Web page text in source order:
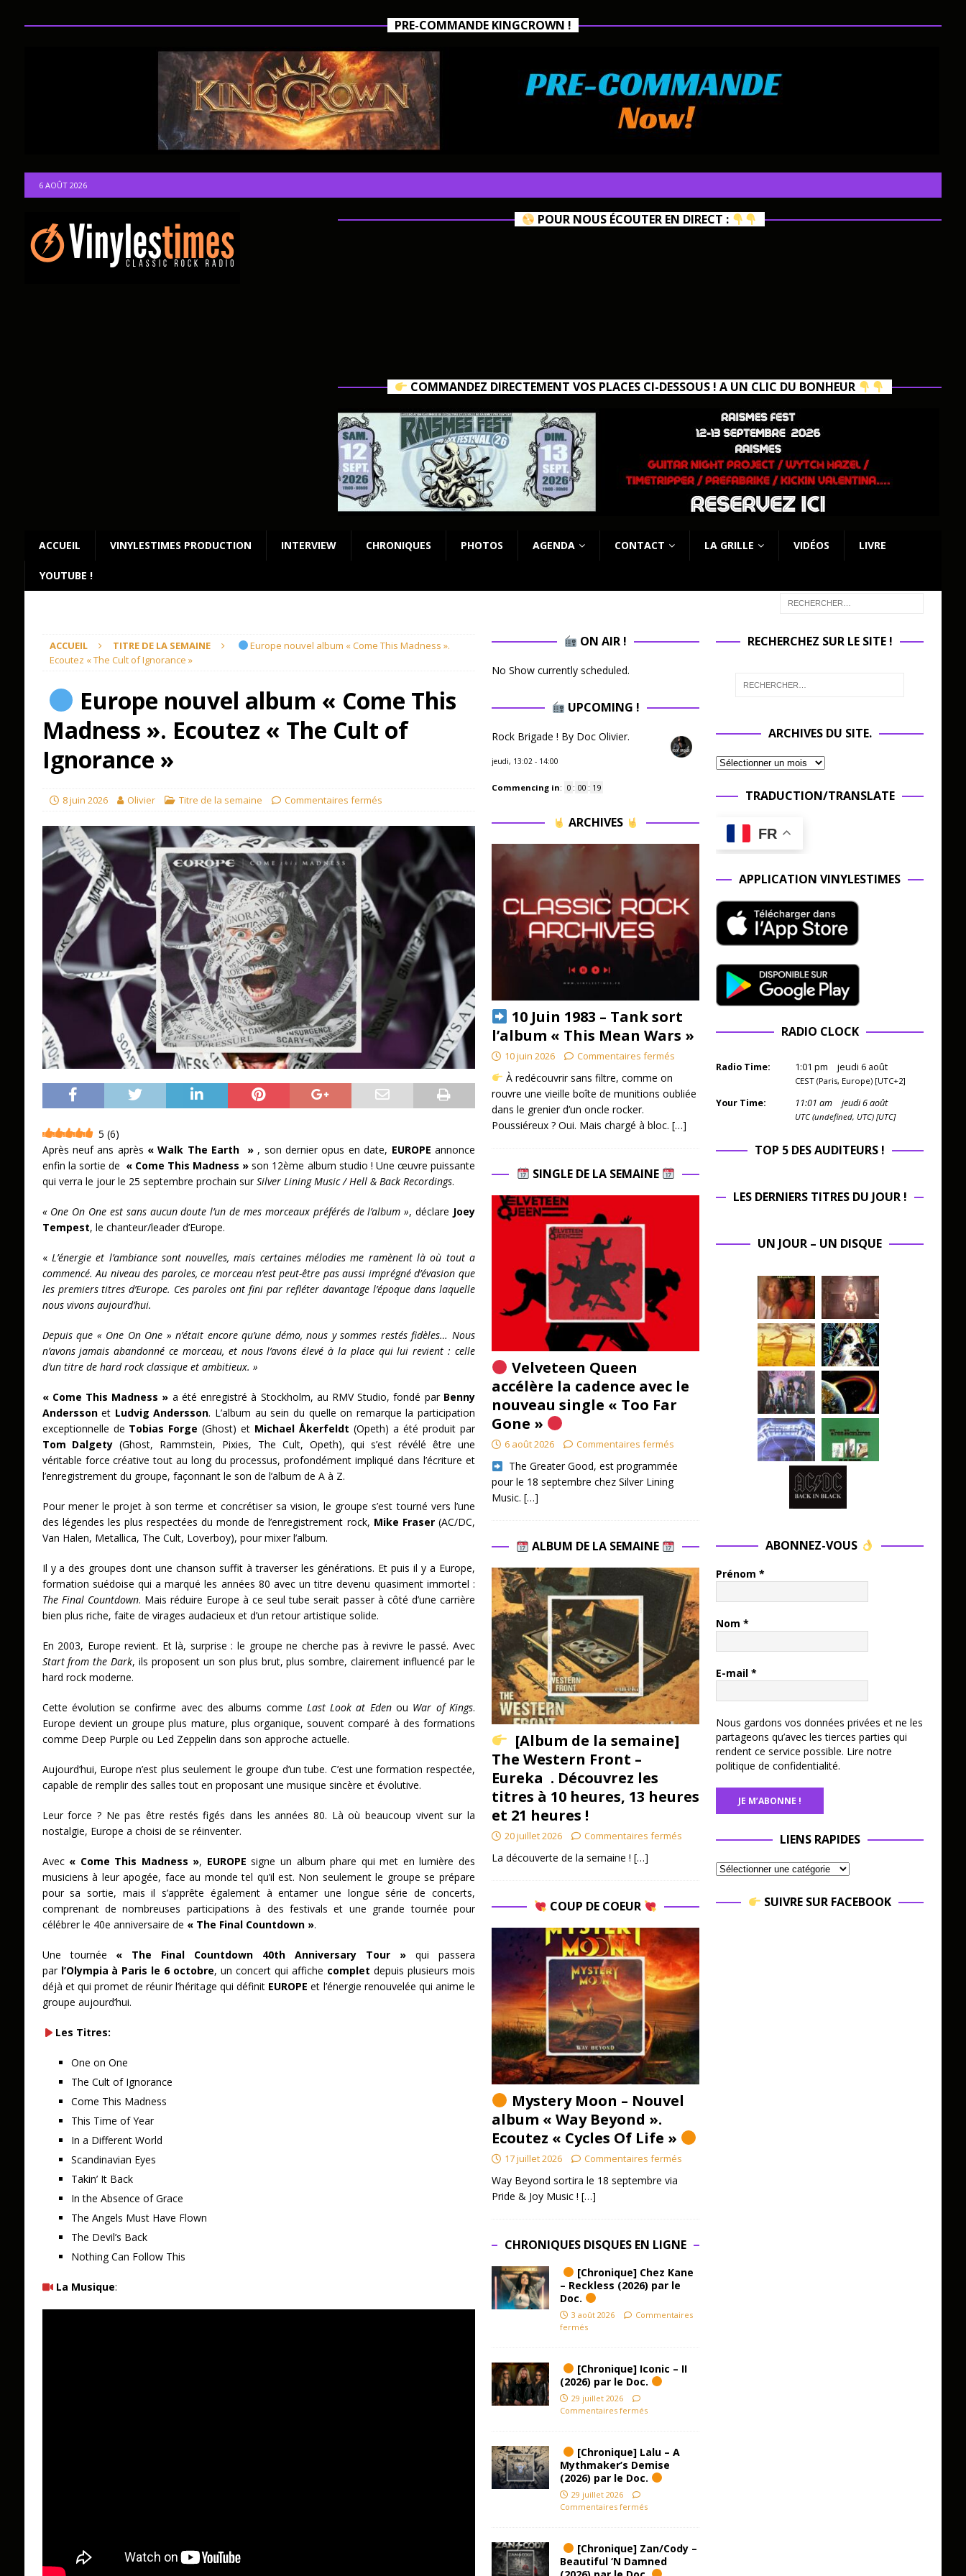
PRE-COMMANDE KINGCROWN !
6 AOÛT 2026
POUR NOUS ÉCOUTER EN DIRECT :
COMMANDEZ DIRECTEMENT VOS PLACES CI-DESSOUS ! A UN CLIC DU BONHEUR
ACCUEIL VINYLESTIMES PRODUCTION INTERVIEW CHRONIQUES PHOTOS AGENDA CONTACT LA GRILLE VIDÉOS LIVRE
YOUTUBE !
ACCUEIL TITRE DE LA SEMAINE
Europe nouvel album « Come This Madness ».
Ecoutez « The Cult of Ignorance »
Europe nouvel album « Come This
Madness ». Ecoutez « The Cult of
Ignorance »
8 juin 2026 Olivier Titre de la semaine Commentaires fermés
5 (6)
Après neuf ans après « Walk The Earth », son dernier opus en date, EUROPE annonce
enfin la sortie de « Come This Madness » son 12ème album studio ! Une œuvre puissante
qui verra le jour le 25 septembre prochain surSilver Lining Music / Hell & Back Recordings.
« One On One est sans aucun doute l’un de mes morceaux préférés de l’album », déclare Joey
Tempest, le chanteur/leader d’Europe.
«L’énergie et l’ambiance sont nouvelles, mais certaines mélodies me ramènent là où tout a
commencé. Au niveau des paroles, ce morceau n’est peut-être pas aussi imprégné d’évasion que
les premiers titres d’Europe. Ces paroles ont fini par refléter davantage l’époque dans laquelle
nous vivons aujourd’hui.
Depuis que « One On One » n’était encore qu’une démo, nous y sommes restés fidèles… Nous
n’avons jamais abandonné ce morceau, et nous l’avons élevé à la place qui lui revient : celle
d’un titre de hard rock classique et ambitieux. »
« Come This Madness » a été enregistré à Stockholm, au RMV Studio, fondé par Benny
Anderssonet Ludvig Andersson. L’album au sein du quelle on remarque la participation
exceptionnelle de Tobias Forge (Ghost) et Michael Åkerfeldt (Opeth) a été produit par
Tom Dalgety (Ghost, Rammstein, Pixies, The Cult, Opeth), qui s’est révélé être une
véritable force créative tout au long du processus, profondément impliqué dans l’écriture et
l’enregistrement du groupe, façonnant le son de l’album de A à Z.
Pour mener le projet à son terme et concrétiser sa vision, le groupe s’est tourné vers l’une
des légendes les plus respectées du monde de l’enregistrement rock, Mike Fraser (AC/DC,
Van Halen, Metallica, The Cult, Loverboy), pour mixer l’album.
Il y a des groupes dont une chanson suffit à traverser les générations. Et puis il y a Europe,
formation suédoise qui a marqué les années 80 avec un titre devenu quasiment immortel :
The Final Countdown. Mais réduire Europe à ce seul tube serait passer à côté d’une carrière
bien plus riche, faite de virages audacieux et d’un retour artistique solide.
En 2003, Europe revient. Et là, surprise : le groupe ne cherche pas à revivre le passé. Avec
Start from the Dark, ils proposent un son plus brut, plus sombre, clairement influencé par le
hard rock moderne.
Cette évolution se confirme avec des albums comme Last Look at Edenou War of Kings.
Europe devient un groupe plus mature, plus organique, souvent comparé à des formations
comme Deep Purple ou Led Zeppelin dans son approche actuelle.
Aujourd’hui, Europe n’est plus seulement le groupe d’un tube. C’est une formation respectée,
capable de remplir des salles tout en proposant une musique sincère et évolutive.
Leur force ? Ne pas être restés figés dans les années 80. Là où beaucoup vivent sur la
nostalgie, Europe a choisi de se réinventer.
Avec« Come This Madness », EUROPE signe un album phare qui met en lumière des
musiciens à leur apogée, face au monde tel qu’il est. Non seulement le groupe se prépare
pour sa sortie, mais il s’apprête également à entamer une longue série de concerts,
comprenant de nombreuses participations à des festivals et une grande tournée pour
célébrer le 40e anniversaire de « The Final Countdown ».
Une tournée « The Final Countdown 40th Anniversary Tour » qui passera
parl’Olympia à Paris le 6 octobre, un concert qui affiche completdepuis plusieurs mois
déjà et qui promet de réunir l’héritage qui définit EUROPEet l’énergie renouvelée qui anime le
groupe aujourd’hui.
Les Titres:
One on One
The Cult of Ignorance
Come This Madness
This Time of Year
In a Different World
Scandinavian Eyes
Takin’ It Back
In the Absence of Grace
The Angels Must Have Flown
The Devil’s Back
Nothing Can Follow This
La Musique:
ON AIR !
No Show currently scheduled.
UPCOMING !
Rock Brigade ! By Doc Olivier.
jeudi, 13:02 - 14:00
Commencing in: 0 : 00 : 18
ARCHIVES
10 Juin 1983 – Tank sort
l’album « This Mean Wars »
10 juin 2026 Commentaires fermés
À redécouvrir sans filtre, comme on
rouvre une vieille boîte de munitions oubliée
dans le grenier d’un oncle rocker.
Poussiéreux ? Oui. Mais chargé à bloc. […]
SINGLE DE LA SEMAINE
Velveteen Queen
accélère la cadence avec le
nouveau single « Too Far
Gone »
6 août 2026 Commentaires fermés
​ The Greater Good, est programmée
pour le 18 septembre chez Silver Lining
Music. […]
ALBUM DE LA SEMAINE
[Album de la semaine]
The Western Front –
Eureka . Découvrez les
titres à 10 heures, 13 heures
et 21 heures !
20 juillet 2026 Commentaires fermés
La découverte de la semaine ! […]
COUP DE COEUR
Mystery Moon – Nouvel
album « Way Beyond ».
Ecoutez « Cycles Of Life »
17 juillet 2026 Commentaires fermés
Way Beyond sortira le 18 septembre via
Pride & Joy Music ! […]
CHRONIQUES DISQUES EN LIGNE
[Chronique] Chez Kane
– Reckless (2026) par le
Doc.
3 août 2026
Commentaires
fermés
[Chronique] Iconic – II
(2026) par le Doc.
29 juillet 2026
Commentaires fermés
[Chronique] Lalu – A
Mythmaker’s Demise
(2026) par le Doc.
29 juillet 2026
Commentaires fermés
[Chronique] Zan/Cody –
Beautiful ‘N Damned
RECHERCHEZ SUR LE SITE !
ARCHIVES DU SITE.
TRADUCTION/TRANSLATE
FR
APPLICATION VINYLESTIMES
RADIO CLOCK
Radio Time: 1:01 pm jeudi 6 août
CEST (Paris, Europe) [UTC+2]
Your Time: 11:01 am jeudi 6 août
UTC (undefined, UTC) [UTC]
TOP 5 DES AUDITEURS !
LES DERNIERS TITRES DU JOUR !
UN JOUR – UN DISQUE
ABONNEZ-VOUS
Prénom *
Nom *
E-mail *
Nous gardons vos données privées et ne les
partageons qu’avec les tierces parties qui
rendent ce service possible. Lire notre
politique de confidentialité.
LIENS RAPIDES
SUIVRE SUR FACEBOOK